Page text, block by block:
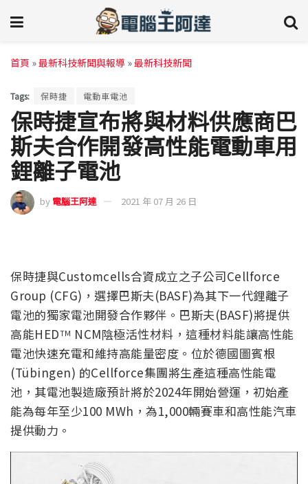
首頁 »最新科技新聞與報導 »最新科技新聞
Tags: 保時捷 電動車電池
保時捷宣布將與材料供應商巴
斯夫合作開發高性能電動車用
鋰離子電池
by 電腦王阿達 2021 年 07 月 26 日
保時捷與Customcells合資成立之子公司Cellforce
Group (CFG)，選擇巴斯夫(BASF)為其下一代鋰離子
電池的獨家電池開發合作夥伴。巴斯夫(BASF)將提供
高能HEDTM NCM陰極活性材料，這種材料能讓高性能
電池快速充電和維持高能量密度。位於德國圖賓根
(Tübingen) 的Cellforce集團將生產這種高性能電
池，其電池製造廠預計將於2024年開始營運，初始產
能為每年至少100 MWh，為1,000輛賽車和高性能汽車
提供動力。